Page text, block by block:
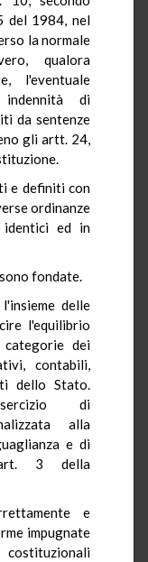
del 1984, nel
la normale
qualora
l'eventuale
di
da sentenze
gli artt. 24,
e definiti con
ordinanze
identici ed in
fondate.
delle
l'equilibrio
dei
contabili,
dello Stato.
di
alla
e di
3 della
e
impugnate